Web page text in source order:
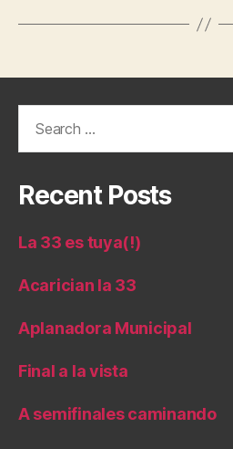
Recent Posts
La 33 es tuya(!)
Acarician la 33
Aplanadora Municipal
Final a la vista
A semifinales caminando